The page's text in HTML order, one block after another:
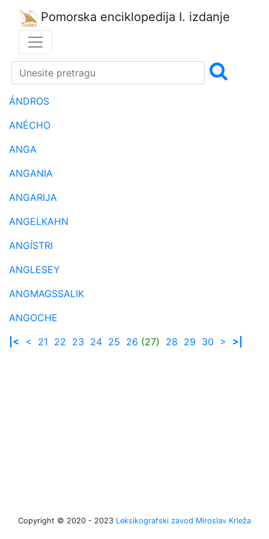
Pomorska enciklopedija I. izdanje
ÁNDROS
ANÉCHO
ANGA
ANGANIA
ANGARIJA
ANGELKAHN
ANGÍSTRI
ANGLESEY
ANGMAGSSALIK
ANGOCHE
|< < 21 22 23 24 25 26 (27) 28 29 30 > >|
Copyright © 2020 - 2023 Leksikografski zavod Miroslav Krleža